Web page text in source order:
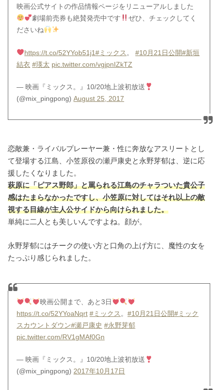
映画公式サイトの作品情報ページをリニューアルしました
劇場前売券も絶賛発売中です
ぜひ、チェックしてく
ださいね
https://t.co/52YYob51j1#ミックス 。#10月21日公開#新垣
結衣 #瑛太 pic.twitter.com/vgjpnIZkTZ
— 映画『ミックス。』10/20地上波初放送
(@mix_pingpong)August 25, 2017
恋敵兼・ライバルプレーヤー兼・性に奔放なアスリートとし
て登場する江島、小笠原役の瀬戸康史と永野芽郁は、逆に応
援したくなりました。
萩原に「ピアス野郎」と罵られる江島のチャラついた貴公子
感はたまらなかったですし、小笠原に対してはそれ以上の敵
視する目線が主人公サイドから向けられました。
単純に二人とも美しいんですよね。顔が。
永野芽郁にはチークの使い方と口角の上げ方に、魔性の女を
たっぷり感じられました。
映画公開まで、あと3日
https://t.co/52YYoaNqrt #ミックス 。#10月21日公開#ミック
スカウントダウン#瀬戸康史 #永野芽郁
pic.twitter.com/RV1gMAf0Gn
— 映画『ミックス。』10/20地上波初放送
(@mix_pingpong) 2017年10月17日